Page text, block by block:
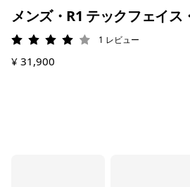
メンズ・R1 テックフェイス
評価: 4 / 5 1 レビュー
¥ 31,900